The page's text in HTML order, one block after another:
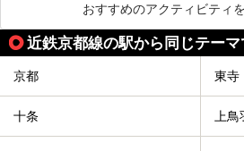
おすすめのアクティビティ
近鉄京都線の駅から同じテー
京都 東寺
十条 上鳥